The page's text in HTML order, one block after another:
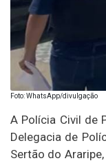
Foto: WhatsApp/divulgação
A Polícia Civil de
Delegacia de
Sertão do